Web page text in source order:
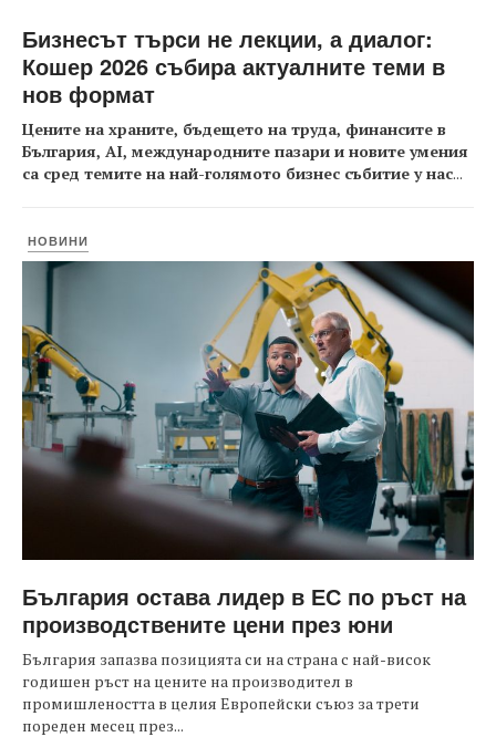
Бизнесът търси не лекции, а диалог:
Кошер 2026 събира актуалните теми в
нов формат
Цените на храните, бъдещето на труда, финансите в
България, AI, международните пазари и новите умения
са сред темите на най-голямото бизнес събитие у нас...
НОВИНИ
България остава лидер в ЕС по ръст на
производствените цени през юни
България запазва позицията си на страна с най-висок
годишен ръст на цените на производител в
промишлеността в целия Европейски съюз за трети
пореден месец през...